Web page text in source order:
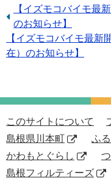
前
の
記
事：
【イズモコバイモ最
のお知らせ】
次
の
【イズモコバイモ最新
在）のお知らせ】
このサイトについて
島根県川本町
ふ
かわもとぐらし
島根フィルティーズ